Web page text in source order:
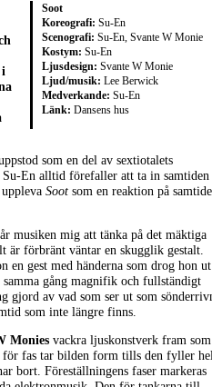
Soot
Koreografi: Su-En
Scenografi: Su-En, Svante W Monie
Kostym: Su-En
Ljusdesign: Svante W Monie
Ljud/musik: Lee Berwick
Medverkande: Su-En
Länk: Dansens hus
som en del av sextiotalets
Su-En alltid förefaller att ta in
Soot som en reaktion på
musiken mig att tänka på det mäktiga
förbränt väntar en skugglik gestalt.
en gest med händerna som drog hon ut
gång magnifik och fullständigt
gjord av vad som ser ut som
som inte längre finns.
Monies vackra ljuskonstverk fram som
för fas tar bilden form tills den fyller
bort. Föreställningens faser markeras